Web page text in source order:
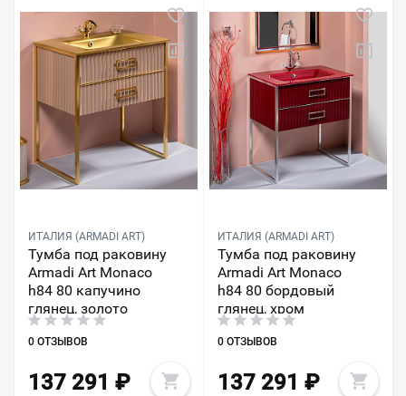
ИТАЛИЯ (ARMADI ART)
Тумба под раковину
Armadi Art Monaco
h84 80 капучино
глянец, золото
0 ОТЗЫВОВ
137 291 ₽
ИТАЛИЯ (ARMADI ART)
Тумба под раковину
Armadi Art Monaco
h84 80 бордовый
глянец, хром
0 ОТЗЫВОВ
137 291 ₽